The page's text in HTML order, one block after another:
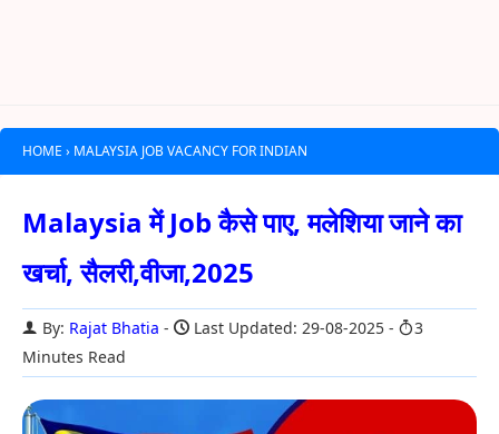
HOME › MALAYSIA JOB VACANCY FOR INDIAN
Malaysia में Job कैसे पाए, मलेशिया जाने का
खर्चा, सैलरी,वीजा,2025
By: Rajat Bhatia Last Updated: 29-08-2025
3
Minutes Read